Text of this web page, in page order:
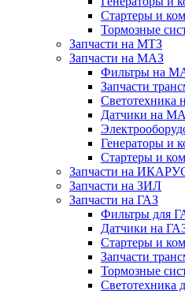
Стартеры и
Тормозные
Запчасти на МТЗ
Запчасти на МАЗ
Фильтры на
Запчасти
Светотехника
Датчики на
Генераторы и
Стартеры и
Запчасти на
Запчасти на ЗИЛ
Запчасти на ГАЗ
Фильтры для
Датчики на
Стартеры и
Запчасти
Тормозные
Светотехника